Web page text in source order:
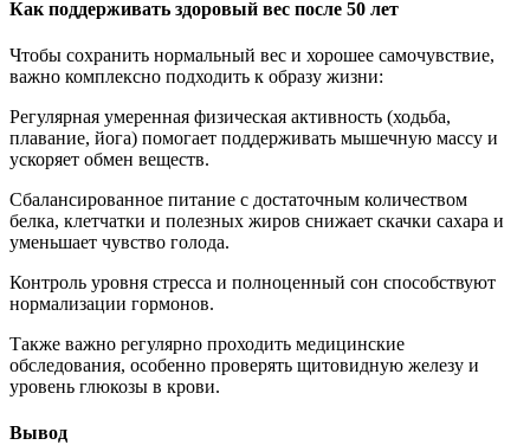
Как поддерживать здоровый вес после 50 лет
Чтобы сохранить нормальный вес и хорошее самочувствие,
важно комплексно подходить к образу жизни:
Регулярная умеренная физическая активность (ходьба,
плавание, йога) помогает поддерживать мышечную массу и
ускоряет обмен веществ.
Сбалансированное питание с достаточным количеством
белка, клетчатки и полезных жиров снижает скачки сахара и
уменьшает чувство голода.
Контроль уровня стресса и полноценный сон способствуют
нормализации гормонов.
Также важно регулярно проходить медицинские
обследования, особенно проверять щитовидную железу и
уровень глюкозы в крови.
Вывод